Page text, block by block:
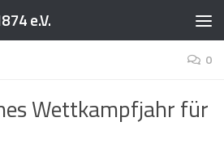
e.V.
0
Wettkampfjahr für